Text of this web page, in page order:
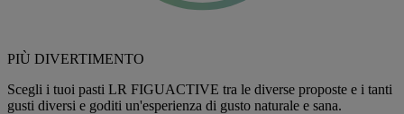
PIÙ DIVERTIMENTO
Scegli i tuoi pasti LR FIGUACTIVE tra le diverse proposte e i tanti
gusti diversi e goditi un'esperienza di gusto naturale e sana.